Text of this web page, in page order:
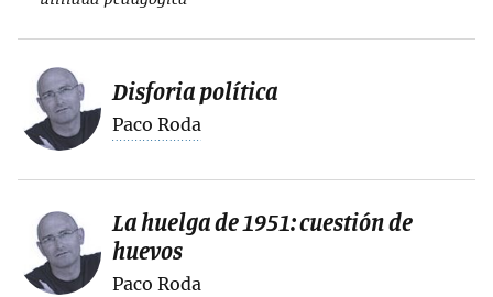
Paco Roda
Disforia política
Paco Roda
La huelga de 1951: cuestión de
huevos